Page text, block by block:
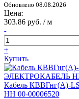
Обновлено 08.08.2026
Цена:
303.86 руб. / м
-
+
Купить
Кабель КВВГнг(А)-
НН 00-00006520